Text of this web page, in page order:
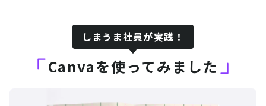
しまうま社員が実践！
Canvaを使ってみました